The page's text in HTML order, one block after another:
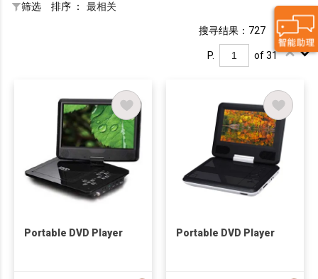
筛选 排序 ： 最相关
搜寻结果：727
P. of 31
Portable DVD Player Portable DVD Player